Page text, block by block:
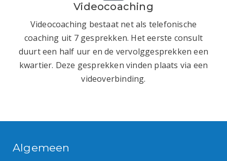
Videocoaching
Videocoaching bestaat net als telefonische
coaching uit 7 gesprekken. Het eerste consult
duurt een half uur en de vervolggesprekken een
kwartier. Deze gesprekken vinden plaats via een
videoverbinding.
Algemeen